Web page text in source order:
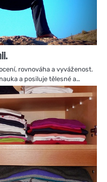
rovnováha a vyváženost.
a posiluje tělesné a…